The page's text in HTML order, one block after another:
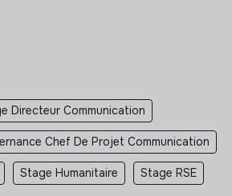
Directeur Communication
Chef De Projet Communication
Stage Humanitaire Stage RSE